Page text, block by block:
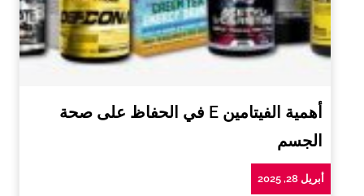
أهمية الفيتامين E في الحفاظ على صحة
الجسم
أبريل 28, 2025